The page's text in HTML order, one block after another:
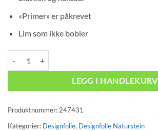
«Primer» er påkrevet
Lim som ikke bobler
LEGG I HANDLEKURV
Produktnummer: 247431
Kategorier: Designfolie, Designfolie Naturstein